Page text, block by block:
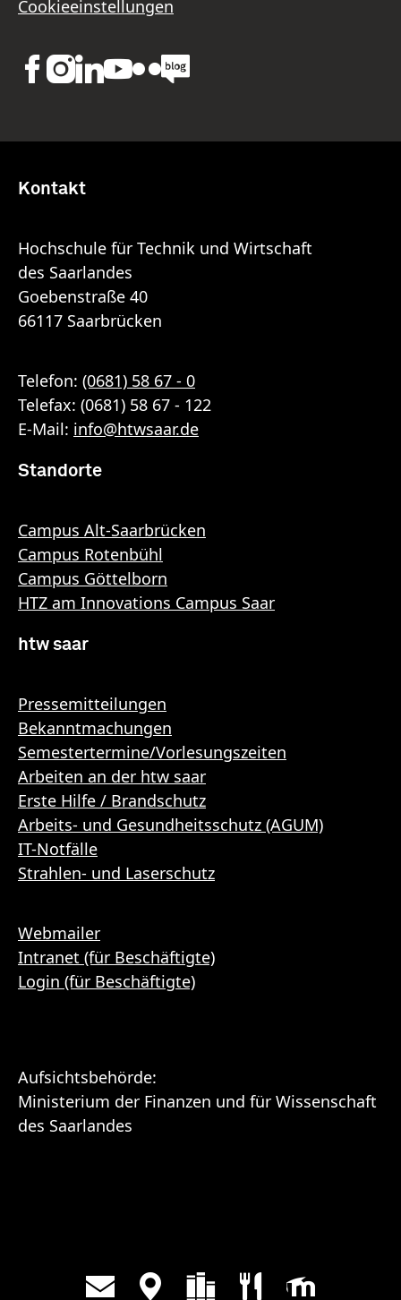
Cookieeinstellungen
Kontakt
Hochschule für Technik und Wirtschaft
des Saarlandes
Goebenstraße 40
66117 Saarbrücken
Telefon: (0681) 58 67 - 0
Telefax: (0681) 58 67 - 122
E-Mail: info@htwsaar.de
Standorte
Campus Alt-Saarbrücken
Campus Rotenbühl
Campus Göttelborn
HTZ am Innovations Campus Saar
htw saar
Pressemitteilungen
Bekanntmachungen
Semestertermine/Vorlesungszeiten
Arbeiten an der htw saar
Erste Hilfe / Brandschutz
Arbeits- und Gesundheitsschutz (AGUM)
IT-Notfälle
Strahlen- und Laserschutz
Webmailer
Intranet (für Beschäftigte)
Login (für Beschäftigte)
Aufsichtsbehörde:
Ministerium der Finanzen und für Wissenschaft
des Saarlandes